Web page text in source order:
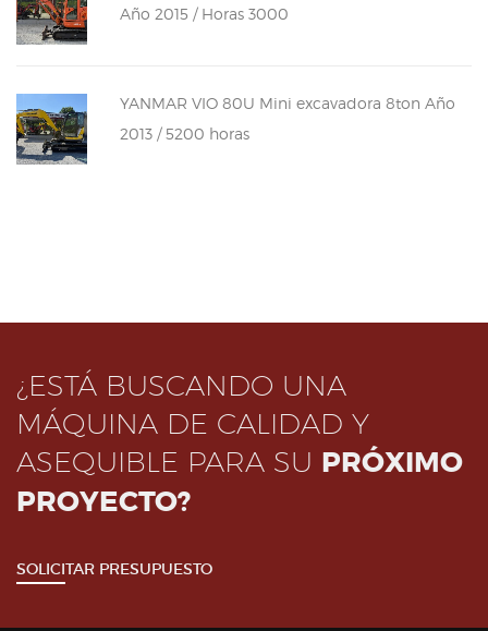
Año 2015 / Horas 3000
YANMAR VIO 80U Mini excavadora 8ton Año
2013 / 5200 horas
¿ESTÁ BUSCANDO UNA
MÁQUINA DE CALIDAD Y
ASEQUIBLE PARA SU PRÓXIMO
PROYECTO?
SOLICITAR PRESUPUESTO